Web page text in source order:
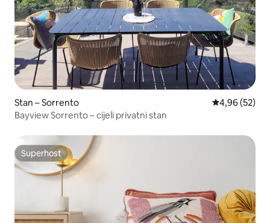
Stan – Sorrento Prosječna
4,96 (52)
Bayview Sorrento – cijeli privatni stan
Superhost
Superhost